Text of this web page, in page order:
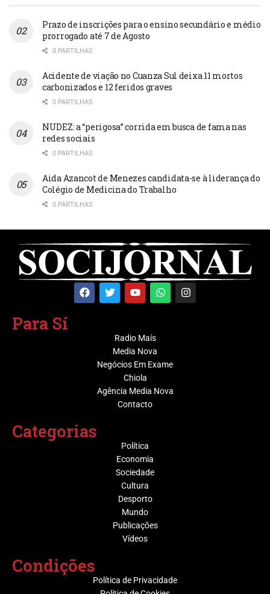
Prazo de inscrições para o ensino secundário e médio
prorrogado até 7 de Agosto
0 PARTILHAS
Acidente de viação no Cuanza Sul deixa 11 mortos
carbonizados e 12 feridos graves
0 PARTILHAS
NUDEZ: a “perigosa” corrida em busca de fama nas
redes sociais
0 PARTILHAS
Aida Azancot de Menezes candidata-se à liderança do
Colégio de Medicina do Trabalho
0 PARTILHAS
Para Sí
Radio Maís
Media Nova
Negócios Em Exame
Chiola
Agência Media Nova
Contacto
Categorias
Política
Economia
Sociedade
Cultura
Desporto
Mundo
Publicações
Vídeos
Condições
Política de Privacidade